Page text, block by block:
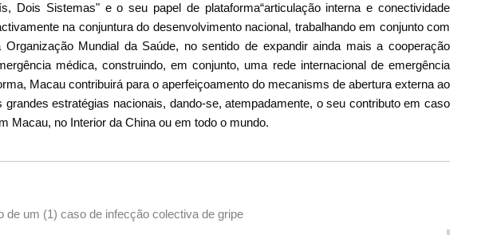
Dois Sistemas" e o seu papel de plataforma“articulação interna e conectividade
na conjuntura do desenvolvimento nacional, trabalhando em conjunto com
Mundial da Saúde, no sentido de expandir ainda mais a cooperação
médica, construindo, em conjunto, uma rede internacional de emergência
Macau contribuirá para o aperfeiçoamento do mecanisms de abertura externa ao
estratégias nacionais, dando-se, atempadamente, o seu contributo em caso
Macau, no Interior da China ou em todo o mundo.
de um (1) caso de infecção colectiva de gripe